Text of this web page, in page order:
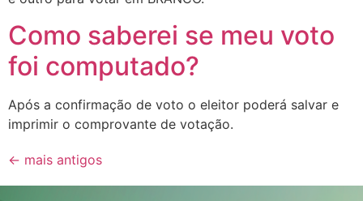
Como saberei se meu voto
foi computado?
Após a confirmação de voto o eleitor poderá salvar e
imprimir o comprovante de votação.
← mais antigos